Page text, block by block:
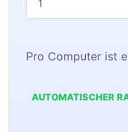
Pro Computer ist
AUTOMATISCHER